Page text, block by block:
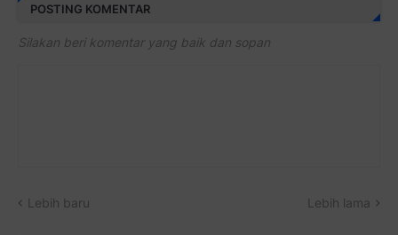
POSTING KOMENTAR
Silakan beri komentar yang baik dan sopan
Lebih baru Lebih lama